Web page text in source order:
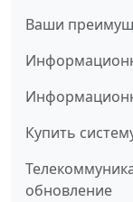
Ваши
Купить
обновление